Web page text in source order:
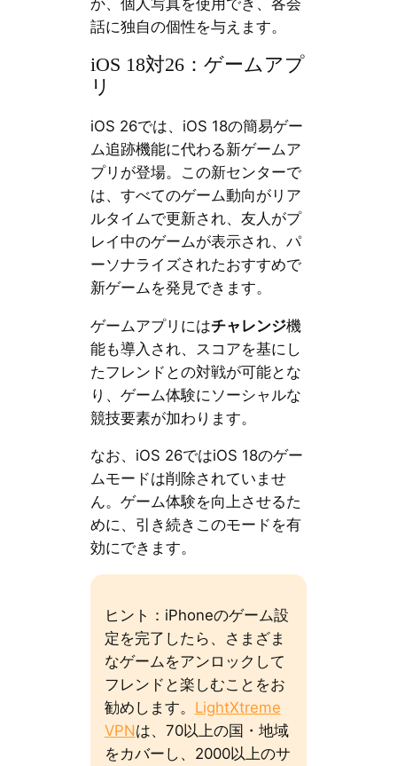
話に独自の個性を与えます。
iOS 18対26：ゲームアプ
リ
iOS 26では、iOS 18の簡易ゲー
ム追跡機能に代わる新ゲームア
プリが登場。この新センターで
は、すべてのゲーム動向がリア
ルタイムで更新され、友人がプ
レイ中のゲームが表示され、パ
ーソナライズされたおすすめで
新ゲームを発見できます。
ゲームアプリにはチャレンジ機
能も導入され、スコアを基にし
たフレンドとの対戦が可能とな
り、ゲーム体験にソーシャルな
競技要素が加わります。
なお、iOS 26ではiOS 18のゲー
ムモードは削除されていませ
ん。ゲーム体験を向上させるた
めに、引き続きこのモードを有
効にできます。
ヒント：iPhoneのゲーム設
定を完了したら、さまざま
なゲームをアンロックして
フレンドと楽しむことをお
勧めします。 LightXtreme
VPNは、70以上の国・地域
をカバーし、2000以上のサ